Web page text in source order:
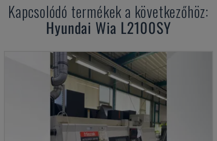
Kapcsolódó termékek a következőhöz:
Hyundai Wia L2100SY